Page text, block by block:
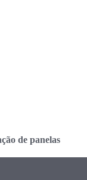
de panelas